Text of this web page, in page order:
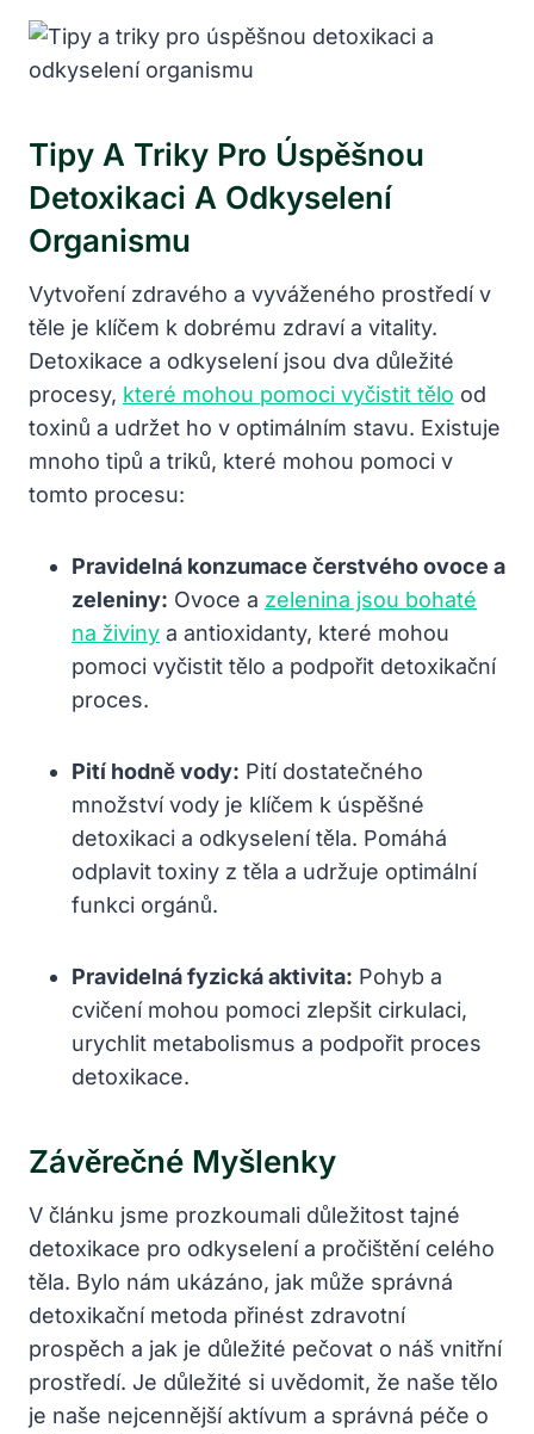
Tipy A Triky Pro Úspěšnou
Detoxikaci A Odkyselení
Organismu
Vytvoření zdravého a vyváženého prostředí v
těle je klíčem k dobrému zdraví a vitality.
Detoxikace a odkyselení jsou dva důležité
procesy, které mohou pomoci vyčistit tělo od
toxinů a udržet ho v optimálním stavu. Existuje
mnoho tipů a triků, které mohou pomoci v
tomto procesu:
Pravidelná konzumace čerstvého ovoce a
zeleniny: Ovoce a zelenina jsou bohaté
na živiny a antioxidanty, které mohou
pomoci vyčistit tělo a podpořit detoxikační
proces.
Pití hodně vody: Pití dostatečného
množství vody je klíčem k úspěšné
detoxikaci a odkyselení těla. Pomáhá
odplavit toxiny z těla a udržuje optimální
funkci orgánů.
Pravidelná fyzická aktivita: Pohyb a
cvičení mohou pomoci zlepšit cirkulaci,
urychlit metabolismus a podpořit proces
detoxikace.
Závěrečné Myšlenky
V článku jsme prozkoumali důležitost tajné
detoxikace pro odkyselení a pročištění celého
těla. Bylo nám ukázáno, jak může správná
detoxikační metoda přinést zdravotní
prospěch a jak je důležité pečovat o náš vnitřní
prostředí. Je důležité si uvědomit, že naše tělo
je naše nejcennější aktívum a správná péče o